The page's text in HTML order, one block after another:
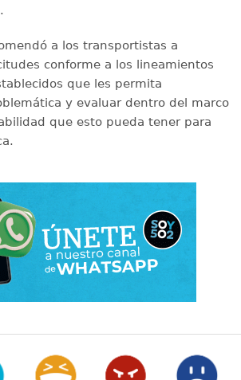
a los transportistas a
conforme a los lineamientos
que les permita
y evaluar dentro del marco
que esto pueda tener para